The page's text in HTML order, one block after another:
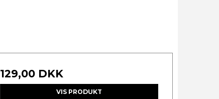
129,00 DKK
VIS PRODUKT